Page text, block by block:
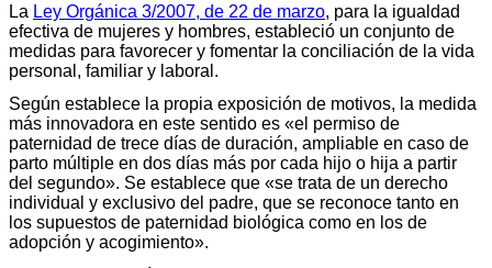
La Ley Orgánica 3/2007, de 22 de marzo, para la igualdad
efectiva de mujeres y hombres, estableció un conjunto de
medidas para favorecer y fomentar la conciliación de la vida
personal, familiar y laboral.
Según establece la propia exposición de motivos, la medida
más innovadora en este sentido es «el permiso de
paternidad de trece días de duración, ampliable en caso de
parto múltiple en dos días más por cada hijo o hija a partir
del segundo». Se establece que «se trata de un derecho
individual y exclusivo del padre, que se reconoce tanto en
los supuestos de paternidad biológica como en los de
adopción y acogimiento».